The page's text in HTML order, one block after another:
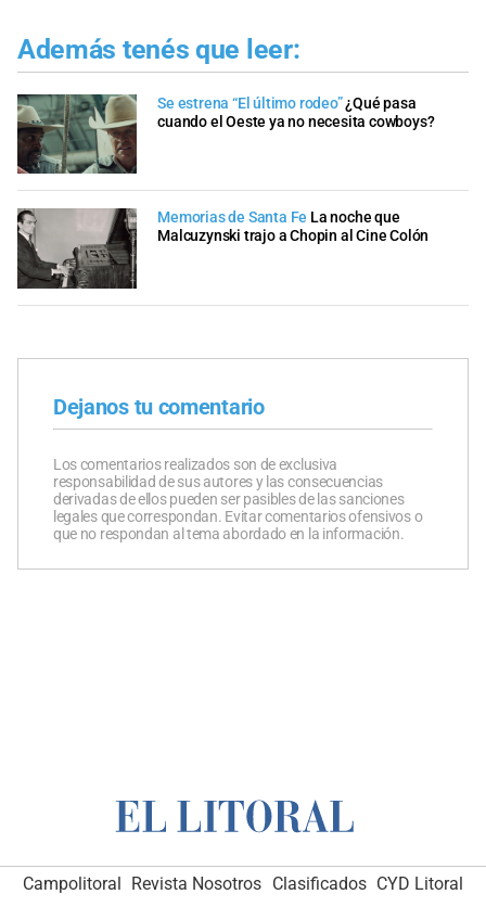
Además tenés que leer:
Se estrena “El último rodeo”¿Qué pasa
cuando el Oeste ya no necesita cowboys?
Memorias de Santa Fe La noche que
Malcuzynski trajo a Chopin al Cine Colón
Dejanos tu comentario
Los comentarios realizados son de exclusiva
responsabilidad de sus autores y las consecuencias
derivadas de ellos pueden ser pasibles de las sanciones
legales que correspondan. Evitar comentarios ofensivos o
que no respondan al tema abordado en la información.
Campolitoral Revista Nosotros Clasificados CYD Litoral